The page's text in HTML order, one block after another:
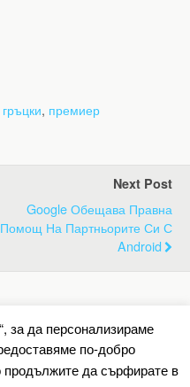
гръцки, премиер
Next Post
Google Обещава Правна
Помощ На Партньорите Си С
Android
top
Desktop
за да персонализираме
по-добро
продължите да сърфирате в